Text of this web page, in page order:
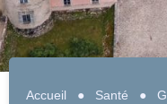
Accueil ● Santé ●